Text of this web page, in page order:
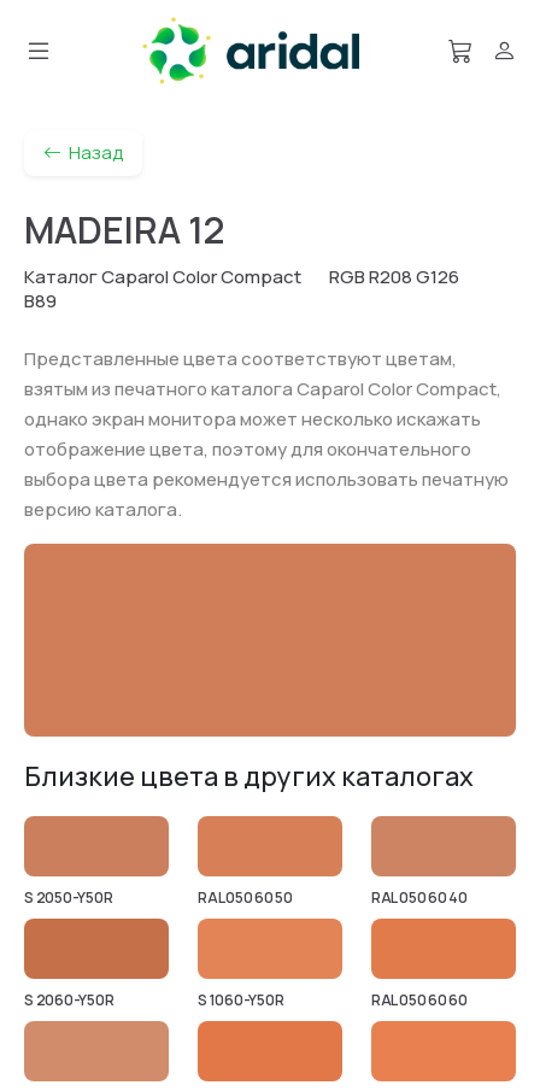
Назад
MADEIRA 12
Каталог Caparol Color Compact
RGB R208 G126
B89
Представленные цвета соответствуют цветам,
взятым из печатного каталога Caparol Color Compact,
однако экран монитора может несколько искажать
отображение цвета, поэтому для окончательного
выбора цвета рекомендуется использовать печатную
версию каталога.
Близкие цвета в других каталогах
S 2050-Y50R RAL 050 60 50 RAL 050 60 40
S 2060-Y50R S 1060-Y50R RAL 050 60 60